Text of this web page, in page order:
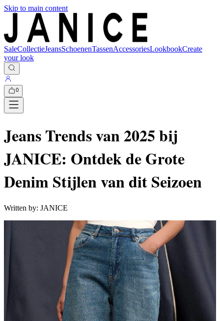
Skip to main content
SaleCollectieJeansSchoenenTassenAccessoriesLookbookCreate
your look
0
Jeans Trends van 2025 bij
JANICE: Ontdek de Grote
Denim Stijlen van dit Seizoen
Written by: JANICE